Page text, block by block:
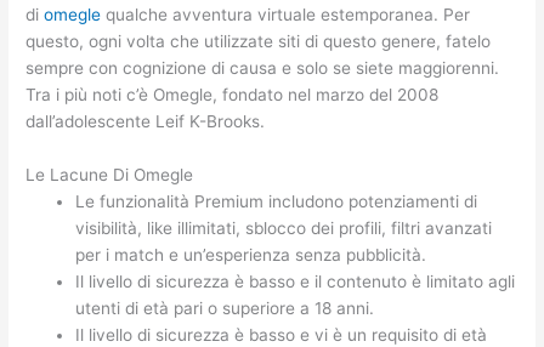
diomegle qualche avventura virtuale estemporanea. Per
questo, ogni volta che utilizzate siti di questo genere, fatelo
sempre con cognizione di causa e solo se siete maggiorenni.
Tra i più noti c’è Omegle, fondato nel marzo del 2008
dall’adolescente Leif K-Brooks.
Le Lacune Di Omegle
Le funzionalità Premium includono potenziamenti di
visibilità, like illimitati, sblocco dei profili, filtri avanzati
per i match e un’esperienza senza pubblicità.
Il livello di sicurezza è basso e il contenuto è limitato agli
utenti di età pari o superiore a 18 anni.
Il livello di sicurezza è basso e vi è un requisito di età